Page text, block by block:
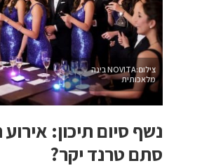
צילום:NOVITA בינה
מלאכותית
נשף סיום תיכון:
סתם טרנד יקר?